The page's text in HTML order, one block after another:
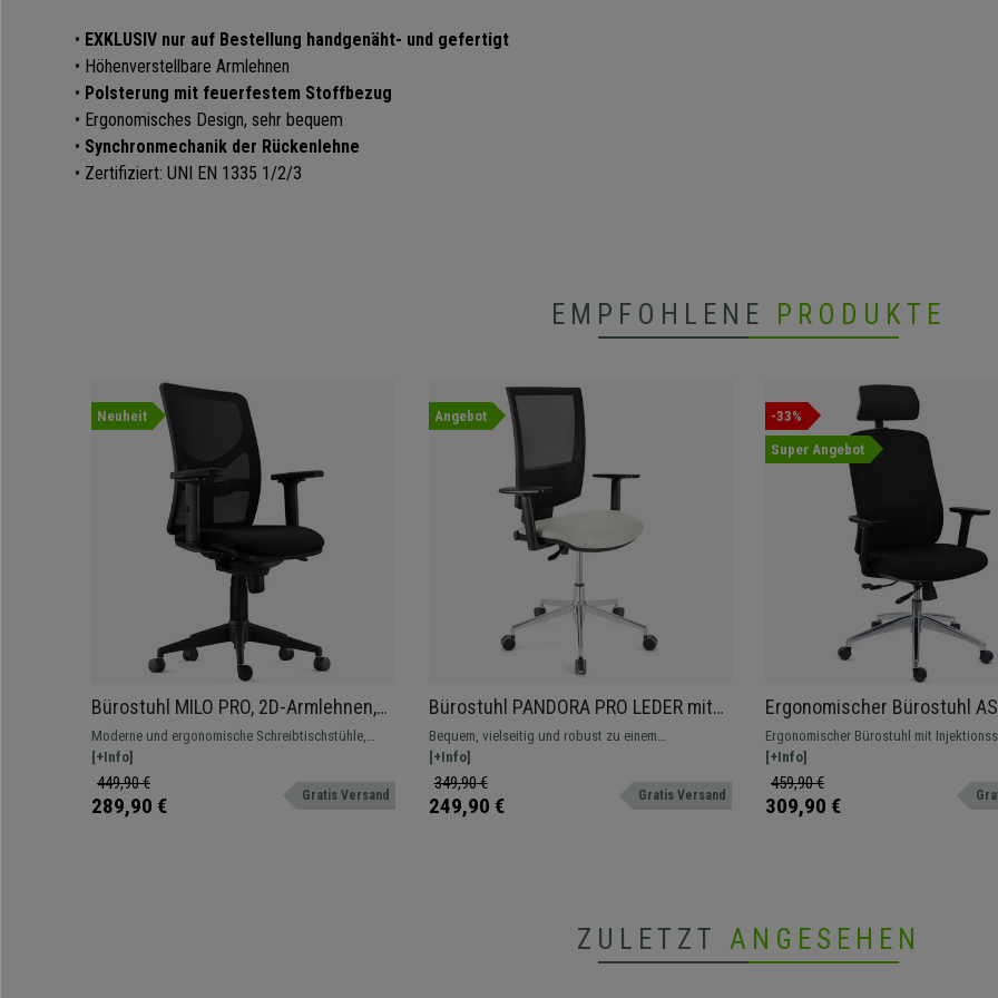
• EXKLUSIV nur auf Bestellung handgenäht- und gefertigt
• Höhenverstellbare Armlehnen
• Polsterung mit feuerfestem Stoffbezug
• Ergonomisches Design, sehr bequem
• Synchronmechanik der Rückenlehne
• Zertifiziert: UNI EN 1335 1/2/3
EMPFOHLENE PRODUKTE
Neuheit
Bürostuhl MILO PRO, 2D-Armlehnen,
Lordosenstütze, Stoffbezug, Farbe
Schwarz
Moderne und ergonomische Schreibtischstühle,
MILO PRO ist das perfekte Modell für die
professionelle Nutzung, sehr widerstandsfähig.
[+Info]
449,90 €
289,90 € Gratis Versand
Angebot
Bürostuhl PANDORA PRO LEDER mit
verstellbaren Armlehnen,
Metallfußkreuz, dicke Polsterung,
Farbe Weiß
Bequem, vielseitig und robust zu einem
unschlagbaren Preis. Dieses Modell ist in vielen
Farben erhältlich
[+Info]
349,90 €
249,90 € Gratis Versand
-33%
Super Angebot
Ergonomischer Bürostuhl
tiefenverstellbare Sitzfläche,
Kopfstütze, Synchron-
Farbe Schwarz
Ergonomischer Bürostuhl mit
und Tiefenverstellung. Sehr bequem mit
und eleganten Design. Ausführung mit
[+Info]
459,90 €
309,90 €
ZULETZT ANGESEHEN